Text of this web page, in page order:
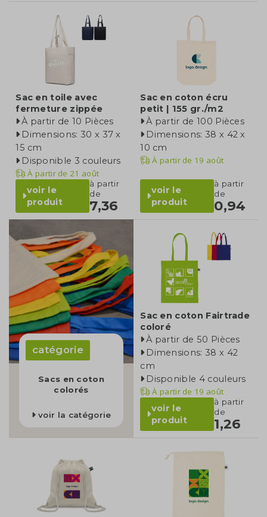
Sac en toile avec
fermeture zippée
À partir de 10 Pièces
Dimensions: 30 x 37 x
15 cm
Disponible 3 couleurs
À partir de 21 août
voir le
produit
à partir
de
7,36
Sac en coton écru
petit | 155 gr./m2
À partir de 100 Pièces
Dimensions: 38 x 42 x
10 cm
À partir de 19 août
voir le
produit
à partir
de
0,94
catégorie
Sacs en coton
colorés
voir la catégorie
Sac en coton Fairtrade
coloré
À partir de 50 Pièces
Dimensions: 38 x 42
cm
Disponible 4 couleurs
À partir de 19 août
voir le
produit
à partir
de
1,26